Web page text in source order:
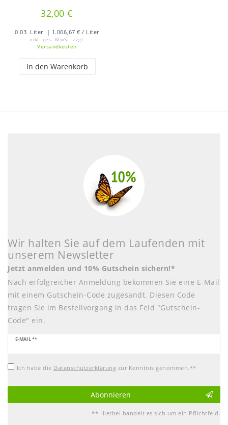
32,00 €
0.03 Liter | 1.066,67 € / Liter
inkl. ges. MwSt. zzgl.
Versandkosten
In den Warenkorb
Wir halten Sie auf dem Laufenden mit
unserem Newsletter
Jetzt anmelden und 10% Gutschein sichern!*
Nach erfolgreicher Anmeldung bekommen Sie eine E-Mail
mit einem Gutschein-Code zugesandt. Diesen Code
tragen Sie im Bestellvorgang in das Feld "Gutschein-
Code" ein.
E-MAIL **
Newsletter
Honig
Ich habe die Daten­schutz­erklärung zur Kenntnis genommen.**
Abonnieren
** Hierbei handelt es sich um ein Pflichtfeld.